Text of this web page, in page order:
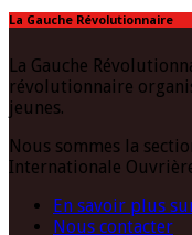
La Gauche Révolutionnaire
La Gauche
révolutionnaire
jeunes.
Nous sommes la
Internationale
En savoir plus
Nous contacter